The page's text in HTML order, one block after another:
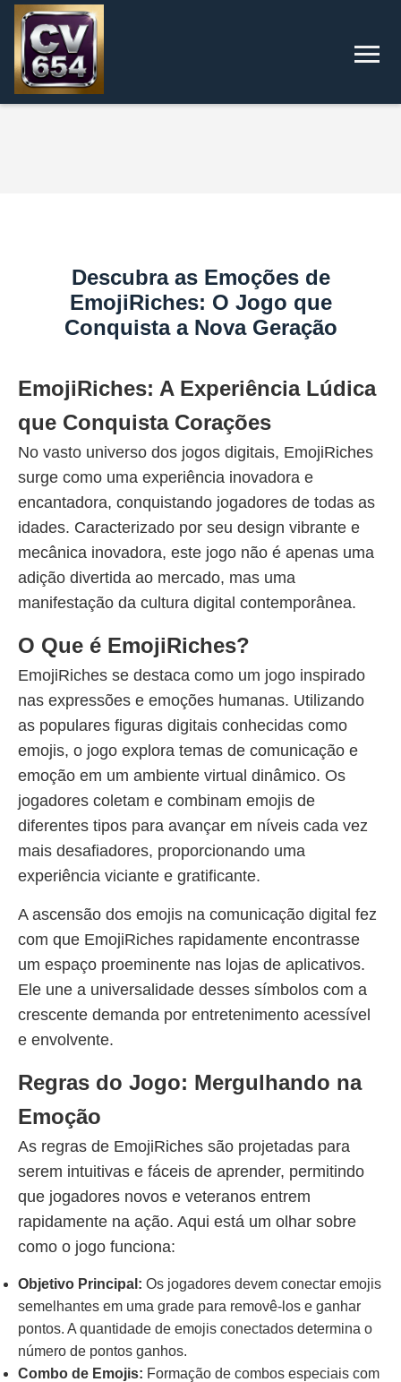
Descubra as Emoções de
EmojiRiches: O Jogo que
Conquista a Nova Geração
EmojiRiches: A Experiência Lúdica
que Conquista Corações
No vasto universo dos jogos digitais, EmojiRiches
surge como uma experiência inovadora e
encantadora, conquistando jogadores de todas as
idades. Caracterizado por seu design vibrante e
mecânica inovadora, este jogo não é apenas uma
adição divertida ao mercado, mas uma
manifestação da cultura digital contemporânea.
O Que é EmojiRiches?
EmojiRiches se destaca como um jogo inspirado
nas expressões e emoções humanas. Utilizando
as populares figuras digitais conhecidas como
emojis, o jogo explora temas de comunicação e
emoção em um ambiente virtual dinâmico. Os
jogadores coletam e combinam emojis de
diferentes tipos para avançar em níveis cada vez
mais desafiadores, proporcionando uma
experiência viciante e gratificante.
A ascensão dos emojis na comunicação digital fez
com que EmojiRiches rapidamente encontrasse
um espaço proeminente nas lojas de aplicativos.
Ele une a universalidade desses símbolos com a
crescente demanda por entretenimento acessível
e envolvente.
Regras do Jogo: Mergulhando na
Emoção
As regras de EmojiRiches são projetadas para
serem intuitivas e fáceis de aprender, permitindo
que jogadores novos e veteranos entrem
rapidamente na ação. Aqui está um olhar sobre
como o jogo funciona:
Objetivo Principal: Os jogadores devem conectar emojis
semelhantes em uma grade para removê-los e ganhar
pontos. A quantidade de emojis conectados determina o
número de pontos ganhos.
Combo de Emojis: Formação de combos especiais com